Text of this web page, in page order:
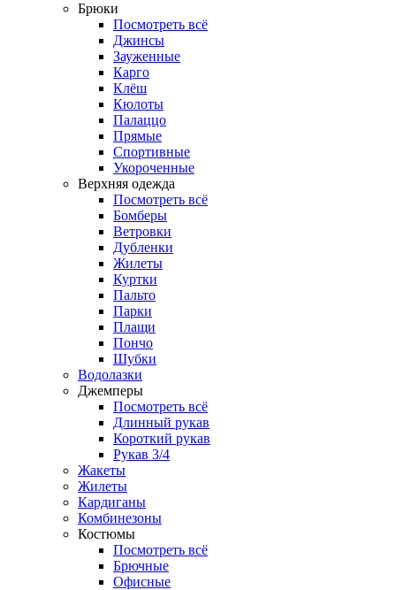
Брюки
Посмотреть всё
Джинсы
Зауженные
Карго
Клёш
Кюлоты
Палаццо
Прямые
Спортивные
Укороченные
Верхняя одежда
Посмотреть всё
Бомберы
Ветровки
Дубленки
Жилеты
Куртки
Пальто
Парки
Плащи
Пончо
Шубки
Водолазки
Джемперы
Посмотреть всё
Длинный рукав
Короткий рукав
Рукав 3/4
Жакеты
Жилеты
Кардиганы
Комбинезоны
Костюмы
Посмотреть всё
Брючные
Офисные